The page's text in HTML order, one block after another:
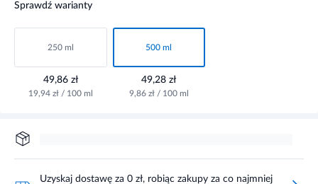
Sprawdź warianty
250 ml
49,86 zł
19,94 zł / 100 ml
500 ml
49,28 zł
9,86 zł / 100 ml
Uzyskaj dostawę za 0 zł, robiąc zakupy za co najmniej